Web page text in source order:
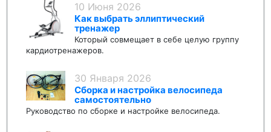
10 Июня 2026
Как выбрать эллиптический
тренажер
Который совмещает в себе целую группу
кардиотренажеров.
30 Января 2026
Сборка и настройка велосипеда
самостоятельно
Руководство по сборке и настройке велосипеда.